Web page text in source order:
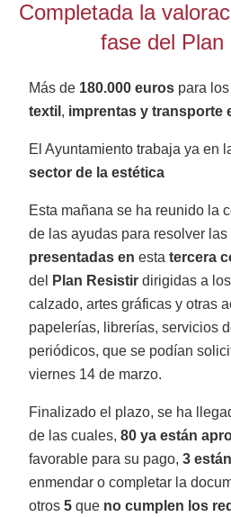
Completada la
fase del Plan
Más de 180.000 euros para
textil , imprentas y transporte
El Ayuntamiento trabaja ya en
sector de la estética
Esta mañana se ha reunido la
de las ayudas para resolver las
presentadas en estatercera
del
Plan Resistir dirigidas a
calzado, artes gráficas y otras
papelerías, librerías, servicios
periódicos, que se podían
viernes 14 de marzo.
Finalizado el plazo, se ha
de las cuales,80 ya están
favorable para su pago,3
enmendar o completar la
otros 5 que no cumplen los